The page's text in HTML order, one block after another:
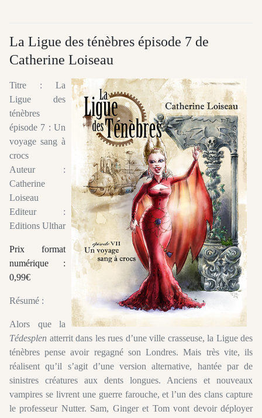
La Ligue des ténèbres épisode 7 de
Catherine Loiseau
Titre : La
Ligue des
ténèbres
épisode 7 : Un
voyage sang à
crocs
Auteur :
Catherine
Loiseau
Editeur :
Editions Ulthar
Prix format
numérique :
0,99€
Résumé :
Alors que la
Tédesplen atterrit dans les rues d’une ville crasseuse, la Ligue des
ténèbres pense avoir regagné son Londres. Mais très vite, ils
réalisent qu’il s’agit d’une version alternative, hantée par de
sinistres créatures aux dents longues. Anciens et nouveaux
vampires se livrent une guerre farouche, et l’un des clans capture
le professeur Nutter. Sam, Ginger et Tom vont devoir déployer